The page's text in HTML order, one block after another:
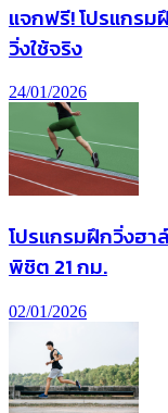
แจกฟรี! โปรแกร
วิ่งใช้จริง
24/01/2026
โปรแกรมฝึกวิ่งฮ
พิชิต 21 กม.
02/01/2026